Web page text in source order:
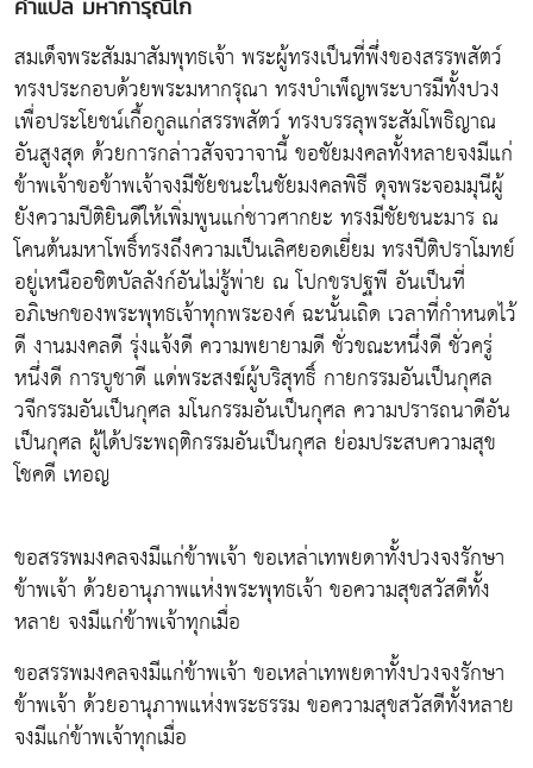
คำแปล มหาการุณิโก
สมเด็จพระสัมมาสัมพุทธเจ้า พระผู้ทรงเป็นที่พึ่งของสรรพสัตว์
ทรงประกอบด้วยพระมหากรุณา ทรงบำเพ็ญพระบารมีทั้งปวง
เพื่อประโยชน์เกื้อกูลแก่สรรพสัตว์ ทรงบรรลุพระสัมโพธิญาณ
อันสูงสุด ด้วยการกล่าวสัจจวาจานี้ ขอชัยมงคลทั้งหลายจงมีแก่
ข้าพเจ้าขอข้าพเจ้าจงมีชัยชนะในชัยมงคลพิธี ดุจพระจอมมุนีผู้
ยังความปีติยินดีให้เพิ่มพูนแก่ชาวศากยะ ทรงมีชัยชนะมาร ณ
โคนต้นมหาโพธิ์ทรงถึงความเป็นเลิศยอดเยี่ยม ทรงปีติปราโมทย์
อยู่เหนืออชิตบัลลังก์อันไม่รู้พ่าย ณ โปกขรปฐพี อันเป็นที่
อภิเษกของพระพุทธเจ้าทุกพระองค์ ฉะนั้นเถิด เวลาที่กำหนดไว้
ดี งานมงคลดี รุ่งแจ้งดี ความพยายามดี ชั่วขณะหนึ่งดี ชั่วครู่
หนึ่งดี การบูชาดี แด่พระสงฆ์ผู้บริสุทธิ์ กายกรรมอันเป็นกุศล
วจีกรรมอันเป็นกุศล มโนกรรมอันเป็นกุศล ความปรารถนาดีอัน
เป็นกุศล ผู้ได้ประพฤติกรรมอันเป็นกุศล ย่อมประสบความสุข
โชคดี เทอญ
ขอสรรพมงคลจงมีแก่ข้าพเจ้า ขอเหล่าเทพยดาทั้งปวงจงรักษา
ข้าพเจ้า ด้วยอานุภาพแห่งพระพุทธเจ้า ขอความสุขสวัสดีทั้ง
หลาย จงมีแก่ข้าพเจ้าทุกเมื่อ
ขอสรรพมงคลจงมีแก่ข้าพเจ้า ขอเหล่าเทพยดาทั้งปวงจงรักษา
ข้าพเจ้า ด้วยอานุภาพแห่งพระธรรม ขอความสุขสวัสดีทั้งหลาย
จงมีแก่ข้าพเจ้าทุกเมื่อ